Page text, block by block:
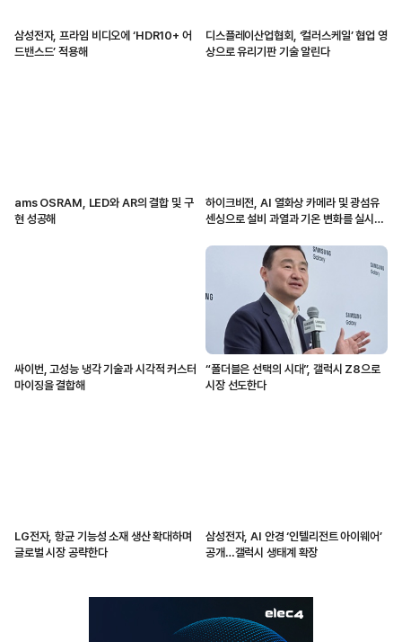
삼성전자, 프라임 비디오에 ‘HDR10+ 어
드밴스드’ 적용해
디스플레이산업협회, ‘컬러스케일’ 협업 영
상으로 유리기판 기술 알린다
ams OSRAM, LED와 AR의 결합 및 구
현 성공해
하이크비전, AI 열화상 카메라 및 광섬유
센싱으로 설비 과열과 기온 변화를 실시간
싸이번, 고성능 냉각 기술과 시각적 커스터
마이징을 결합해
“폴더블은 선택의 시대”, 갤럭시 Z8으로
시장 선도한다
LG전자, 항균 기능성 소재 생산 확대하며
글로벌 시장 공략한다
삼성전자, AI 안경 ‘인텔리전트 아이웨어’
공개…갤럭시 생태계 확장